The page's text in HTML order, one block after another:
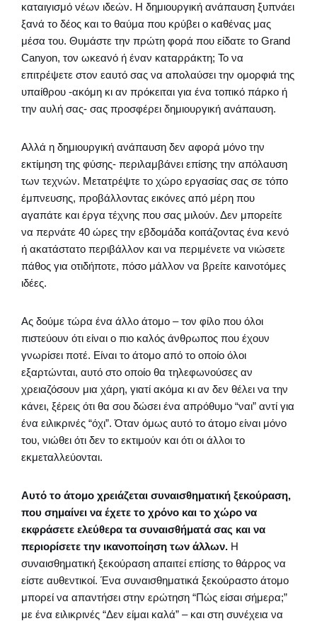
καταιγισμό νέων ιδεών. Η δημιουργική ανάπαυση ξυπνάει
ξανά το δέος και το θαύμα που κρύβει ο καθένας μας
μέσα του. Θυμάστε την πρώτη φορά που είδατε το Grand
Canyon, τον ωκεανό ή έναν καταρράκτη; Το να
επιτρέψετε στον εαυτό σας να απολαύσει την ομορφιά της
υπαίθρου -ακόμη κι αν πρόκειται για ένα τοπικό πάρκο ή
την αυλή σας- σας προσφέρει δημιουργική ανάπαυση.
Αλλά η δημιουργική ανάπαυση δεν αφορά μόνο την
εκτίμηση της φύσης- περιλαμβάνει επίσης την απόλαυση
των τεχνών. Μετατρέψτε το χώρο εργασίας σας σε τόπο
έμπνευσης, προβάλλοντας εικόνες από μέρη που
αγαπάτε και έργα τέχνης που σας μιλούν. Δεν μπορείτε
να περνάτε 40 ώρες την εβδομάδα κοιτάζοντας ένα κενό
ή ακατάστατο περιβάλλον και να περιμένετε να νιώσετε
πάθος για οτιδήποτε, πόσο μάλλον να βρείτε καινοτόμες
ιδέες.
Ας δούμε τώρα ένα άλλο άτομο – τον φίλο που όλοι
πιστεύουν ότι είναι ο πιο καλός άνθρωπος που έχουν
γνωρίσει ποτέ. Είναι το άτομο από το οποίο όλοι
εξαρτώνται, αυτό στο οποίο θα τηλεφωνούσες αν
χρειαζόσουν μια χάρη, γιατί ακόμα κι αν δεν θέλει να την
κάνει, ξέρεις ότι θα σου δώσει ένα απρόθυμο “ναι” αντί για
ένα ειλικρινές “όχι”. Όταν όμως αυτό το άτομο είναι μόνο
του, νιώθει ότι δεν το εκτιμούν και ότι οι άλλοι το
εκμεταλλεύονται.
Αυτό το άτομο χρειάζεται συναισθηματική ξεκούραση,
που σημαίνει να έχετε το χρόνο και το χώρο να
εκφράσετε ελεύθερα τα συναισθήματά σας και να
περιορίσετε την ικανοποίηση των άλλων. Η
συναισθηματική ξεκούραση απαιτεί επίσης το θάρρος να
είστε αυθεντικοί. Ένα συναισθηματικά ξεκούραστο άτομο
μπορεί να απαντήσει στην ερώτηση “Πώς είσαι σήμερα;”
με ένα ειλικρινές “Δεν είμαι καλά” – και στη συνέχεια να